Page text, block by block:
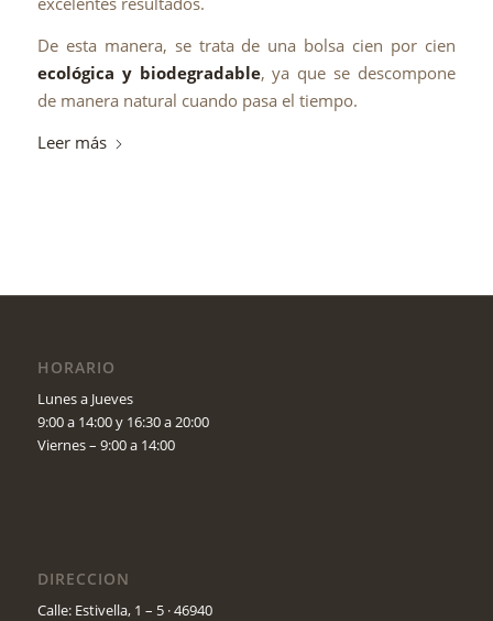
De esta manera, se trata de una bolsa cien por cien
ecológica y biodegradable, ya que se descompone
de manera natural cuando pasa el tiempo.
Leer más
HORARIO
Lunes a Jueves
9:00 a 14:00 y 16:30 a 20:00
Viernes – 9:00 a 14:00
DIRECCION
Calle: Estivella, 1 – 5 · 46940